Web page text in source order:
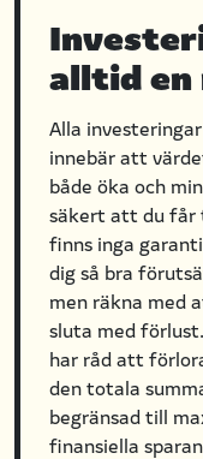
alltid
Alla
innebär att
både öka och
säkert att du får
finns inga
dig så bra
men räkna med
sluta med
har råd att
den totala
begränsad till
finansiella